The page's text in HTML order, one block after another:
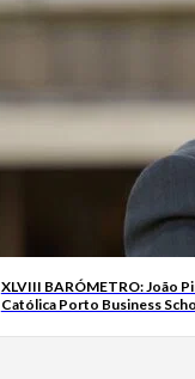
XLVIII BARÓMETRO: João
Católica Porto Business